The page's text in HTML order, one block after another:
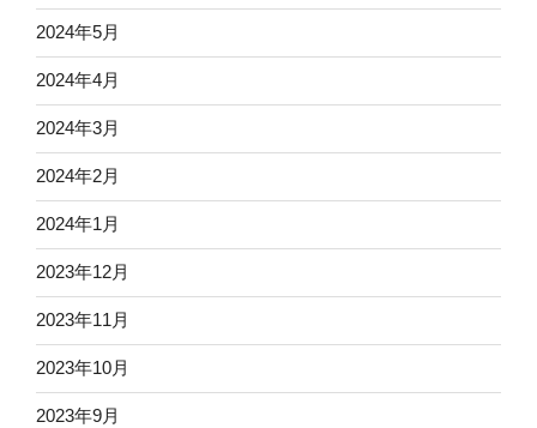
2024年5月
2024年4月
2024年3月
2024年2月
2024年1月
2023年12月
2023年11月
2023年10月
2023年9月